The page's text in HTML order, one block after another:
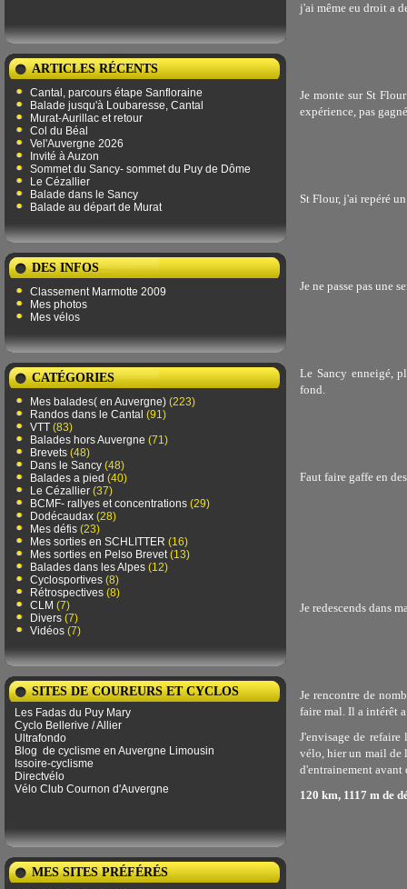
ARTICLES RÉCENTS
Cantal, parcours étape Sanfloraine
Balade jusqu'à Loubaresse, Cantal
Murat-Aurillac et retour
Col du Béal
Vel'Auvergne 2026
Invité à Auzon
Sommet du Sancy- sommet du Puy de Dôme
Le Cézallier
Balade dans le Sancy
Balade au départ de Murat
DES INFOS
Classement Marmotte 2009
Mes photos
Mes vélos
CATÉGORIES
Mes balades( en Auvergne) (223)
Randos dans le Cantal (91)
VTT (83)
Balades hors Auvergne (71)
Brevets (48)
Dans le Sancy (48)
Balades a pied (40)
Le Cézallier (37)
BCMF- rallyes et concentrations (29)
Dodécaudax (28)
Mes défis (23)
Mes sorties en SCHLITTER (16)
Mes sorties en Pelso Brevet(13)
Balades dans les Alpes (12)
Cyclosportives (8)
Rétrospectives (8)
CLM (7)
Divers (7)
Vidéos (7)
SITES DE COUREURS ET CYCLOS
Les Fadas du Puy Mary
Cyclo Bellerive / Allier
Ultrafondo
Blog de ​​cyclisme en Auvergne Limousin
Issoire-cyclisme
Directvélo
Vélo Club Cournon d'Auvergne
MES SITES PRÉFÉRÉS
j'ai même eu droit a
Je monte sur St
expérience, pas
St Flour, j'ai repéré
Je ne passe pas une
Le Sancy enneigé,
fond.
Faut faire gaffe en
Je redescends dans
Je rencontre de
faire mal. Il a intérêt
J'envisage de
vélo, hier un mail de
d'entrainement avant
120 km, 1117 m de